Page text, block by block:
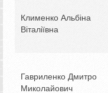
Клименко Альбіна
Віталіївна
Гавриленко Дмитро
Миколайович